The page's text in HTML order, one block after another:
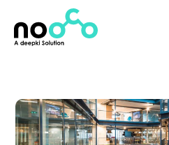
Panneau de gestion des cookies